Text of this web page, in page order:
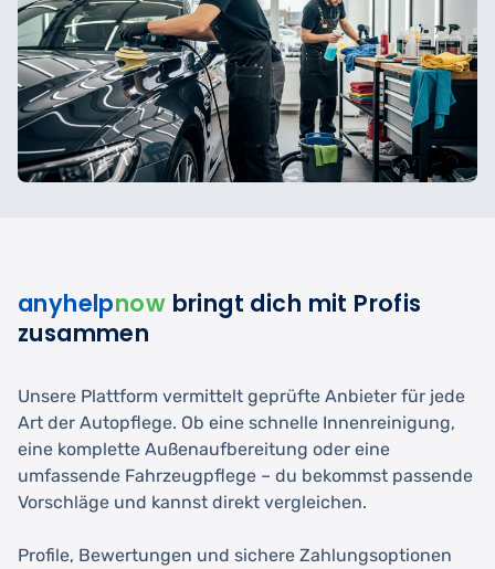
anyhelpnow bringt dich mit Profis
zusammen
Unsere Plattform vermittelt geprüfte Anbieter für jede
Art der Autopflege. Ob eine schnelle Innenreinigung,
eine komplette Außenaufbereitung oder eine
umfassende Fahrzeugpflege – du bekommst passende
Vorschläge und kannst direkt vergleichen.
Profile, Bewertungen und sichere Zahlungsoptionen